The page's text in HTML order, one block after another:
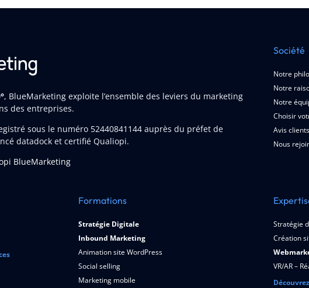
, BlueMarketing exploite l’ensemble des leviers du marketing
des entreprises.
sous le numéro 52440841144auprès du préfet de
datadock et certifié Qualiopi.
BlueMarketing
Société
Notre
Notre
Notre
Choisir
Avis clients
Nous
Formations
Stratégie Digitale
Inbound Marketing
Animation site WordPress
Social selling
Marketing mobile
Stratégie
Création
VR/AR –